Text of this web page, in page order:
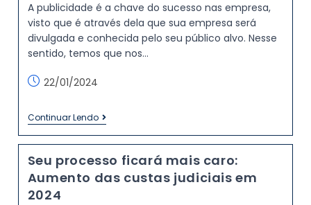
A publicidade é a chave do sucesso nas empresa,
visto que é através dela que sua empresa será
divulgada e conhecida pelo seu público alvo. Nesse
sentido, temos que nos…
22/01/2024
Continuar Lendo
Seu processo ficará mais caro:
Aumento das custas judiciais em
2024